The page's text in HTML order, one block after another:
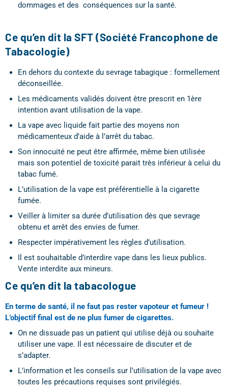
dommages et des conséquences sur la santé.
Ce qu’en dit la SFT (Société Francophone de
Tabacologie)
En dehors du contexte du sevrage tabagique : formellement
déconseillée.
Les médicaments validés doivent être prescrit en 1ère
intention avant utilisation de la vape.
La vape avec liquide fait partie des moyens non
médicamenteux d’aide à l’arrêt du tabac.
Son innocuité ne peut être affirmée, même bien utilisée
mais son potentiel de toxicité parait très inférieur à celui du
tabac fumé.
L’utilisation de la vape est préférentielle à la cigarette
fumée.
Veiller à limiter sa durée d’utilisation dès que sevrage
obtenu et arrêt des envies de fumer.
Respecter impérativement les règles d’utilisation.
Il est souhaitable d’interdire vape dans les lieux publics.
Vente interdite aux mineurs.
Ce qu’en dit la tabacologue
En terme de santé, il ne faut pas rester vapoteur et fumeur !
L’objectif final est de ne plus fumer de cigarettes.
On ne dissuade pas un patient qui utilise déjà ou souhaite
utiliser une vape. Il est nécessaire de discuter et de
s’adapter.
L’information et les conseils sur l’utilisation de la vape avec
toutes les précautions requises sont privilégiés.